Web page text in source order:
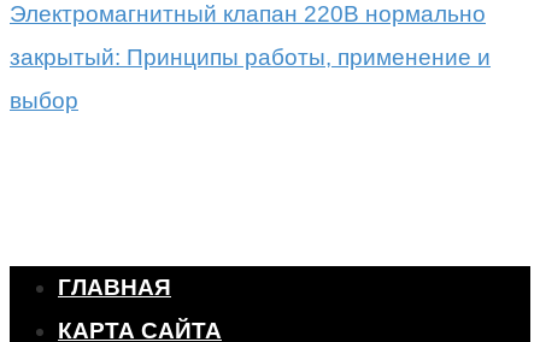
Электромагнитный клапан 220В нормально
закрытый: Принципы работы, применение и
выбор
ГЛАВНАЯ
КАРТА САЙТА